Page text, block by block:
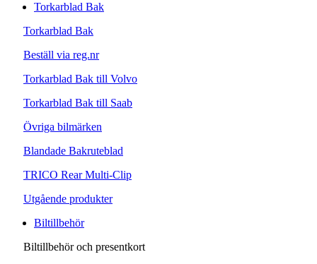
Torkarblad Bak
Torkarblad Bak
Beställ via reg.nr
Torkarblad Bak till Volvo
Torkarblad Bak till Saab
Övriga bilmärken
Blandade Bakruteblad
TRICO Rear Multi-Clip
Utgående produkter
Biltillbehör
Biltillbehör och presentkort